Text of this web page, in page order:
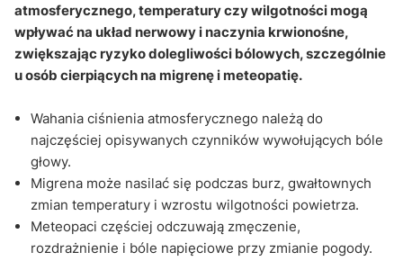
Q&A
atmosferycznego, temperatury czy wilgotności mogą
wpływać na układ nerwowy i naczynia krwionośne,
zwiększając ryzyko dolegliwości bólowych, szczególnie
u osób cierpiących na migrenę i meteopatię.
Wahania ciśnienia atmosferycznego należą do
najczęściej opisywanych czynników wywołujących bóle
głowy.
Migrena może nasilać się podczas burz, gwałtownych
zmian temperatury i wzrostu wilgotności powietrza.
Meteopaci częściej odczuwają zmęczenie,
rozdrażnienie i bóle napięciowe przy zmianie pogody.